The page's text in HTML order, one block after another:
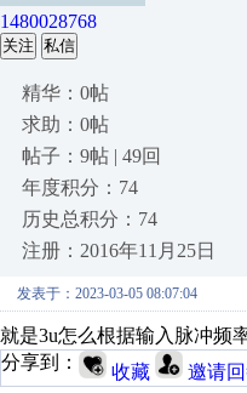
1480028768
关注 私信
精华：0帖
求助：0帖
帖子：9帖 | 49回
年度积分：74
历史总积分：74
注册：2016年11月25日
发表于：2023-03-05 08:07:04
就是3u怎么根据输入脉冲频
分享到：
收藏 邀请